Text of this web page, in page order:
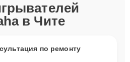
в Чите
по ремонту